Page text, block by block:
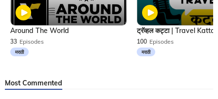
33 Episodes
मराठी
Around The World
100 Episodes
मराठी
Most Commented